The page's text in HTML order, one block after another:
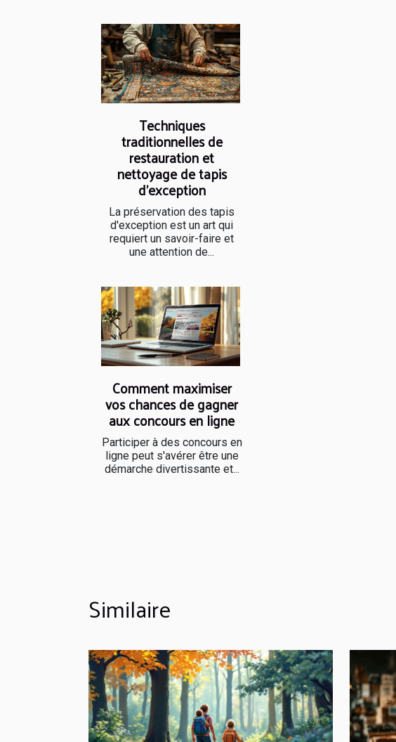
Techniques
traditionnelles de
restauration et
nettoyage de tapis
d'exception
La préservation des tapis
d'exception est un art qui
requiert un savoir-faire et
une attention de...
Comment maximiser
vos chances de gagner
aux concours en ligne
Participer à des concours en
ligne peut s'avérer être une
démarche divertissante et...
Similaire